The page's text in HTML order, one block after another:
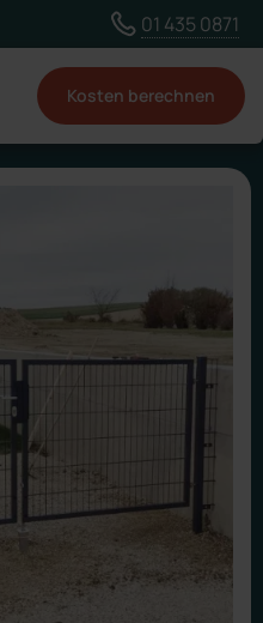
für deinen01 435 0871
Kosten berechnen